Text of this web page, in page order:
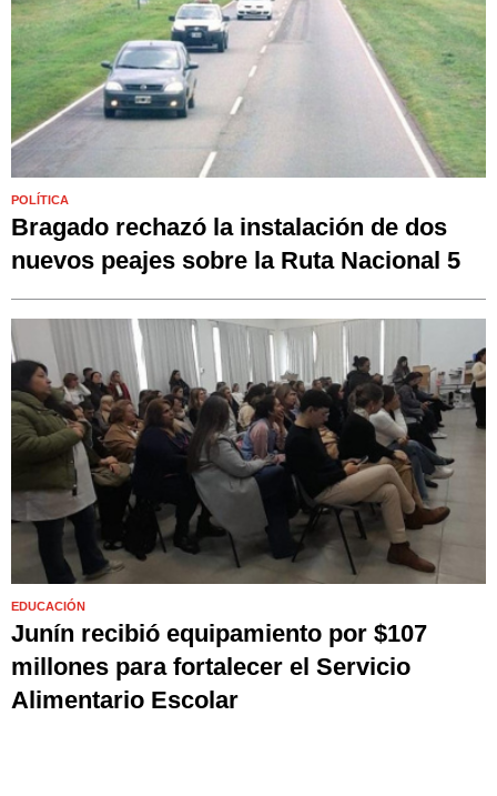
POLÍTICA
Bragado rechazó la instalación de dos
nuevos peajes sobre la Ruta Nacional 5
EDUCACIÓN
Junín recibió equipamiento por $107
millones para fortalecer el Servicio
Alimentario Escolar